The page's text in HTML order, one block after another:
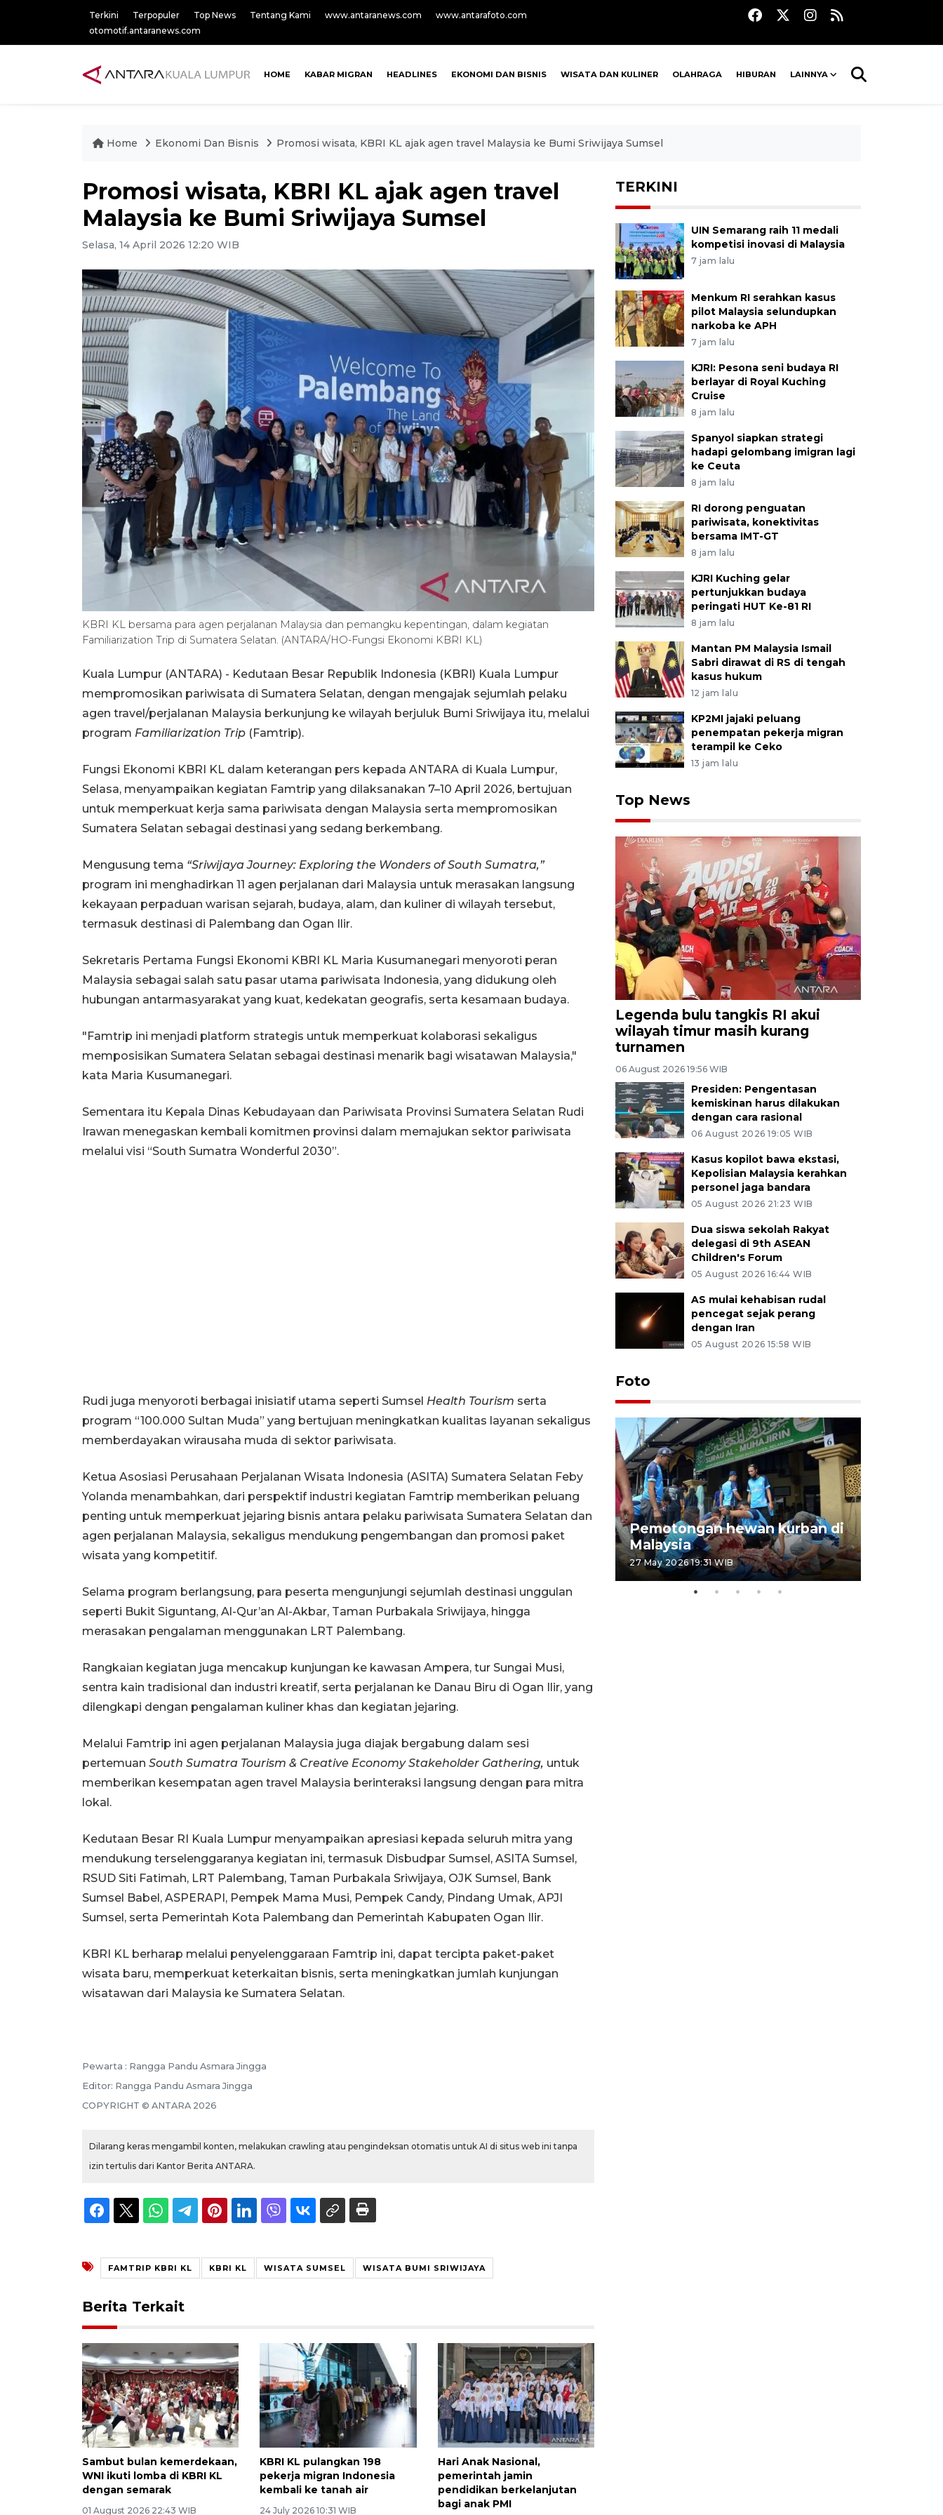
Terkini Terpopuler Top News Tentang Kami www.antaranews.com
www.antarafoto.com
otomotif.antaranews.com
HOME KABAR MIGRAN HEADLINES EKONOMI DAN BISNIS WISATA DAN KULINER OLAHRAGA HIBURAN LAINNYA
Home Ekonomi Dan Bisnis Promosi wisata, KBRI KL ajak agen travel Malaysia ke Bumi Sriwijaya Sumsel
Promosi wisata, KBRI KL ajak agen travel
Malaysia ke Bumi Sriwijaya Sumsel
Selasa, 14 April 2026 12:20 WIB
KBRI KL bersama para agen perjalanan Malaysia dan pemangku kepentingan, dalam kegiatan
Familiarization Trip di Sumatera Selatan. (ANTARA/HO-Fungsi Ekonomi KBRI KL)
Kuala Lumpur (ANTARA) - Kedutaan Besar Republik Indonesia (KBRI) Kuala Lumpur
mempromosikan pariwisata di Sumatera Selatan, dengan mengajak sejumlah pelaku
agen travel/perjalanan Malaysia berkunjung ke wilayah berjuluk Bumi Sriwijaya itu, melalui
program Familiarization Trip (Famtrip).
Fungsi Ekonomi KBRI KL dalam keterangan pers kepada ANTARA di Kuala Lumpur,
Selasa, menyampaikan kegiatan Famtrip yang dilaksanakan 7–10 April 2026, bertujuan
untuk memperkuat kerja sama pariwisata dengan Malaysia serta mempromosikan
Sumatera Selatan sebagai destinasi yang sedang berkembang.
Mengusung tema “Sriwijaya Journey: Exploring the Wonders of South Sumatra,”
program ini menghadirkan 11 agen perjalanan dari Malaysia untuk merasakan langsung
kekayaan perpaduan warisan sejarah, budaya, alam, dan kuliner di wilayah tersebut,
termasuk destinasi di Palembang dan Ogan Ilir.
Sekretaris Pertama Fungsi Ekonomi KBRI KL Maria Kusumanegari menyoroti peran
Malaysia sebagai salah satu pasar utama pariwisata Indonesia, yang didukung oleh
hubungan antarmasyarakat yang kuat, kedekatan geografis, serta kesamaan budaya.
"Famtrip ini menjadi platform strategis untuk memperkuat kolaborasi sekaligus
memposisikan Sumatera Selatan sebagai destinasi menarik bagi wisatawan Malaysia,"
kata Maria Kusumanegari.
Sementara itu Kepala Dinas Kebudayaan dan Pariwisata Provinsi Sumatera Selatan Rudi
Irawan menegaskan kembali komitmen provinsi dalam memajukan sektor pariwisata
melalui visi “South Sumatra Wonderful 2030”.
Rudi juga menyoroti berbagai inisiatif utama seperti Sumsel Health Tourism serta
program “100.000 Sultan Muda” yang bertujuan meningkatkan kualitas layanan sekaligus
memberdayakan wirausaha muda di sektor pariwisata.
Ketua Asosiasi Perusahaan Perjalanan Wisata Indonesia (ASITA) Sumatera Selatan Feby
Yolanda menambahkan, dari perspektif industri kegiatan Famtrip memberikan peluang
penting untuk memperkuat jejaring bisnis antara pelaku pariwisata Sumatera Selatan dan
agen perjalanan Malaysia, sekaligus mendukung pengembangan dan promosi paket
wisata yang kompetitif.
Selama program berlangsung, para peserta mengunjungi sejumlah destinasi unggulan
seperti Bukit Siguntang, Al-Qur’an Al-Akbar, Taman Purbakala Sriwijaya, hingga
merasakan pengalaman menggunakan LRT Palembang.
Rangkaian kegiatan juga mencakup kunjungan ke kawasan Ampera, tur Sungai Musi,
sentra kain tradisional dan industri kreatif, serta perjalanan ke Danau Biru di Ogan Ilir, yang
dilengkapi dengan pengalaman kuliner khas dan kegiatan jejaring.
Melalui Famtrip ini agen perjalanan Malaysia juga diajak bergabung dalam sesi
pertemuan South Sumatra Tourism & Creative Economy Stakeholder Gathering, untuk
memberikan kesempatan agen travel Malaysia berinteraksi langsung dengan para mitra
lokal.
Kedutaan Besar RI Kuala Lumpur menyampaikan apresiasi kepada seluruh mitra yang
mendukung terselenggaranya kegiatan ini, termasuk Disbudpar Sumsel, ASITA Sumsel,
RSUD Siti Fatimah, LRT Palembang, Taman Purbakala Sriwijaya, OJK Sumsel, Bank
Sumsel Babel, ASPERAPI, Pempek Mama Musi, Pempek Candy, Pindang Umak, APJI
Sumsel, serta Pemerintah Kota Palembang dan Pemerintah Kabupaten Ogan Ilir.
KBRI KL berharap melalui penyelenggaraan Famtrip ini, dapat tercipta paket-paket
wisata baru, memperkuat keterkaitan bisnis, serta meningkatkan jumlah kunjungan
wisatawan dari Malaysia ke Sumatera Selatan.
Pewarta : Rangga Pandu Asmara Jingga
Editor: Rangga Pandu Asmara Jingga
COPYRIGHT © ANTARA 2026
Dilarang keras mengambil konten, melakukan crawling atau pengindeksan otomatis untuk AI di situs web ini tanpa
izin tertulis dari Kantor Berita ANTARA.
FAMTRIP KBRI KL KBRI KL WISATA SUMSEL WISATA BUMI SRIWIJAYA
Berita Terkait
Sambut bulan kemerdekaan,
WNI ikuti lomba di KBRI KL
dengan semarak
01 August 2026 22:43 WIB
KBRI KL pulangkan 198
pekerja migran Indonesia
kembali ke tanah air
24 July 2026 10:31 WIB
Hari Anak Nasional,
pemerintah jamin
pendidikan berkelanjutan
bagi anak PMI
TERKINI
UIN Semarang raih 11 medali
kompetisi inovasi di Malaysia
7 jam lalu
Menkum RI serahkan kasus
pilot Malaysia selundupkan
narkoba ke APH
7 jam lalu
KJRI: Pesona seni budaya RI
berlayar di Royal Kuching
Cruise
8 jam lalu
Spanyol siapkan strategi
hadapi gelombang imigran lagi
ke Ceuta
8 jam lalu
RI dorong penguatan
pariwisata, konektivitas
bersama IMT-GT
8 jam lalu
KJRI Kuching gelar
pertunjukkan budaya
peringati HUT Ke-81 RI
8 jam lalu
Mantan PM Malaysia Ismail
Sabri dirawat di RS di tengah
kasus hukum
12 jam lalu
KP2MI jajaki peluang
penempatan pekerja migran
terampil ke Ceko
13 jam lalu
Top News
Legenda bulu tangkis RI akui
wilayah timur masih kurang
turnamen
06 August 2026 19:56 WIB
Presiden: Pengentasan
kemiskinan harus dilakukan
dengan cara rasional
06 August 2026 19:05 WIB
Kasus kopilot bawa ekstasi,
Kepolisian Malaysia kerahkan
personel jaga bandara
05 August 2026 21:23 WIB
Dua siswa sekolah Rakyat
delegasi di 9th ASEAN
Children's Forum
05 August 2026 16:44 WIB
AS mulai kehabisan rudal
pencegat sejak perang
dengan Iran
05 August 2026 15:58 WIB
Foto
Tarawih di Malaysia
Pemotongan hewan kurban di
Malaysia
27 May 2026 19:31 WIB